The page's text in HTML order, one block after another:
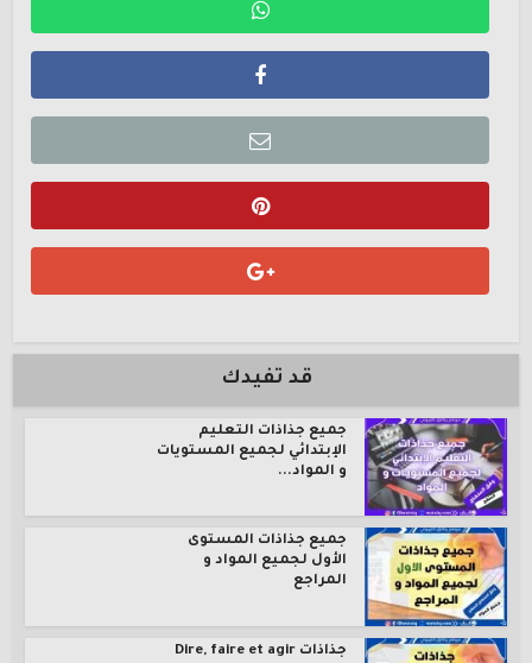
قد تفيدك
جميع جذاذات التعليم
الإبتدائي لجميع المستويات
و المواد...
جميع جذاذات المستوى
الأول لجميع المواد و
المراجع
جذاذات Dire, faire et agir